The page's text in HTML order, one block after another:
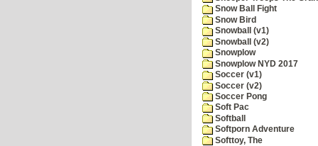
Snow Ball Fight
Snow Bird
Snowball (v1)
Snowball (v2)
Snowplow
Snowplow NYD 2017
Soccer (v1)
Soccer (v2)
Soccer Pong
Soft Pac
Softball
Softporn Adventure
Softtoy, The